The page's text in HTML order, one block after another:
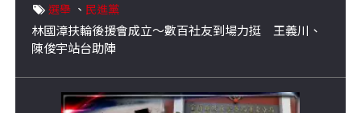
選舉 、 民進黨
林國漳扶輪後援會成立～數百社友到場力挺 王義川、
陳俊宇站台助陣